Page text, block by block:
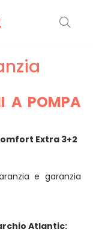
A POMPA
Extra 3+2
e garanzia
Atlantic: